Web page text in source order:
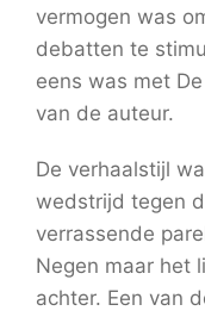
vermogen was
debatten te
eens was met
van de auteur.
De verhaalstijl
wedstrijd tegen
verrassende
Negen maar het
achter. Een van